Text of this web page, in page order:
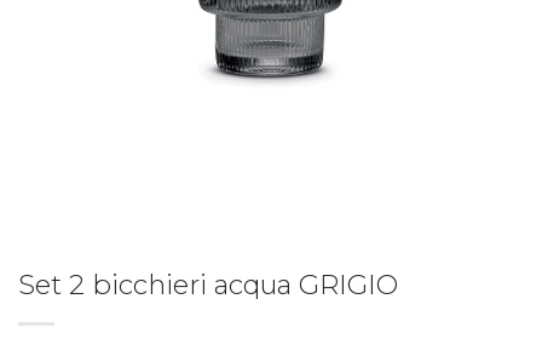
Piatto fondo LIBERTY
Piatto LIBERTY - vers.B
Set 2 bicchieri acqua GRIGIO